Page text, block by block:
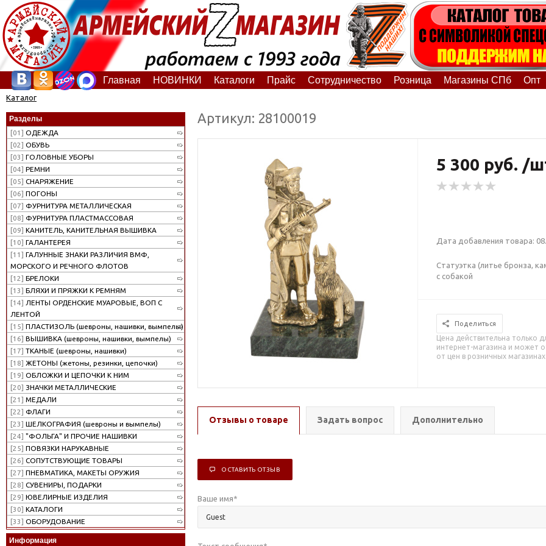
Главная НОВИНКИ Каталоги Прайс Сотрудничество Розница Магазины СПб Опт
Каталог
Разделы
[01] ОДЕЖДА
[02] ОБУВЬ
[03] ГОЛОВНЫЕ УБОРЫ
[04] РЕМНИ
[05] СНАРЯЖЕНИЕ
[06] ПОГОНЫ
[07] ФУРНИТУРА МЕТАЛЛИЧЕСКАЯ
[08] ФУРНИТУРА ПЛАСТМАССОВАЯ
[09] КАНИТЕЛЬ, КАНИТЕЛЬНАЯ ВЫШИВКА
[10] ГАЛАНТЕРЕЯ
[11] ГАЛУННЫЕ ЗНАКИ РАЗЛИЧИЯ ВМФ,
МОРСКОГО И РЕЧНОГО ФЛОТОВ
[12] БРЕЛОКИ
[13] БЛЯХИ И ПРЯЖКИ К РЕМНЯМ
[14] ЛЕНТЫ ОРДЕНСКИЕ МУАРОВЫЕ, ВОП С
ЛЕНТОЙ
[15] ПЛАСТИЗОЛЬ (шевроны, нашивки, вымпелы)
[16] ВЫШИВКА (шевроны, нашивки, вымпелы)
[17] ТКАНЫЕ (шевроны, нашивки)
[18] ЖЕТОНЫ (жетоны, резинки, цепочки)
[19] ОБЛОЖКИ И ЦЕПОЧКИ К НИМ
[20] ЗНАЧКИ МЕТАЛЛИЧЕСКИЕ
[21] МЕДАЛИ
[22] ФЛАГИ
[23] ШЕЛКОГРАФИЯ (шевроны и вымпелы)
[24] "ФОЛЬГА" И ПРОЧИЕ НАШИВКИ
[25] ПОВЯЗКИ НАРУКАВНЫЕ
[26] СОПУТСТВУЮЩИЕ ТОВАРЫ
[27] ПНЕВМАТИКА, МАКЕТЫ ОРУЖИЯ
[28] СУВЕНИРЫ, ПОДАРКИ
[29] ЮВЕЛИРНЫЕ ИЗДЕЛИЯ
[30] КАТАЛОГИ
[33] ОБОРУДОВАНИЕ
Информация
Артикул: 28100019
5 300 руб. /
Дата добавления товара:
Статуэтка (литье бронза,
с собакой
Поделиться
Цена действительна только
интернет-магазина и может
от цен в розничных магазинах
Отзывы о товаре Задать вопрос Дополнительно
ОСТАВИТЬ ОТЗЫВ
Ваше имя*